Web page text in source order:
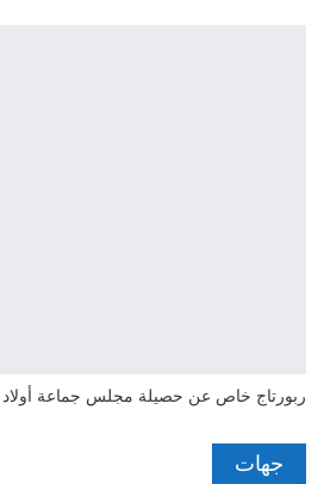
ربورتاج خاص عن حصيلة مجلس جماعة أولاد
جهات